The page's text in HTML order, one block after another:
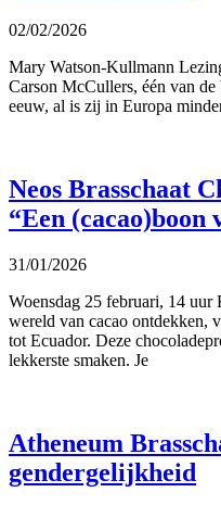
02/02/2026
Mary Watson-Kullmann
Carson McCullers, één van
eeuw, al is zij in Europa
Neos Brasschaat
“Een (cacao)boon
31/01/2026
Woensdag 25 februari, 14 uur
wereld van cacao ontdekken,
tot Ecuador. Deze
lekkerste smaken. Je
Atheneum
gendergelijkheid